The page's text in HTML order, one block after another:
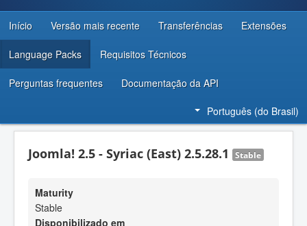
RECURSOS PARA DESENVOLVEDORES
Início Versão mais recente Transferências Extensões
Language Packs Requisitos Técnicos
Perguntas frequentes Documentação da API
Português (do Brasil)
Joomla! 2.5 - Syriac (East) 2.5.28.1 Stable
Maturity
Stable
Disponibilizado em